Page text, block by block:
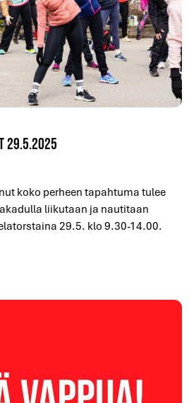
koko perheen tapahtuma tulee
liikutaan ja nautitaan
29.5. klo 9.30-14.00.